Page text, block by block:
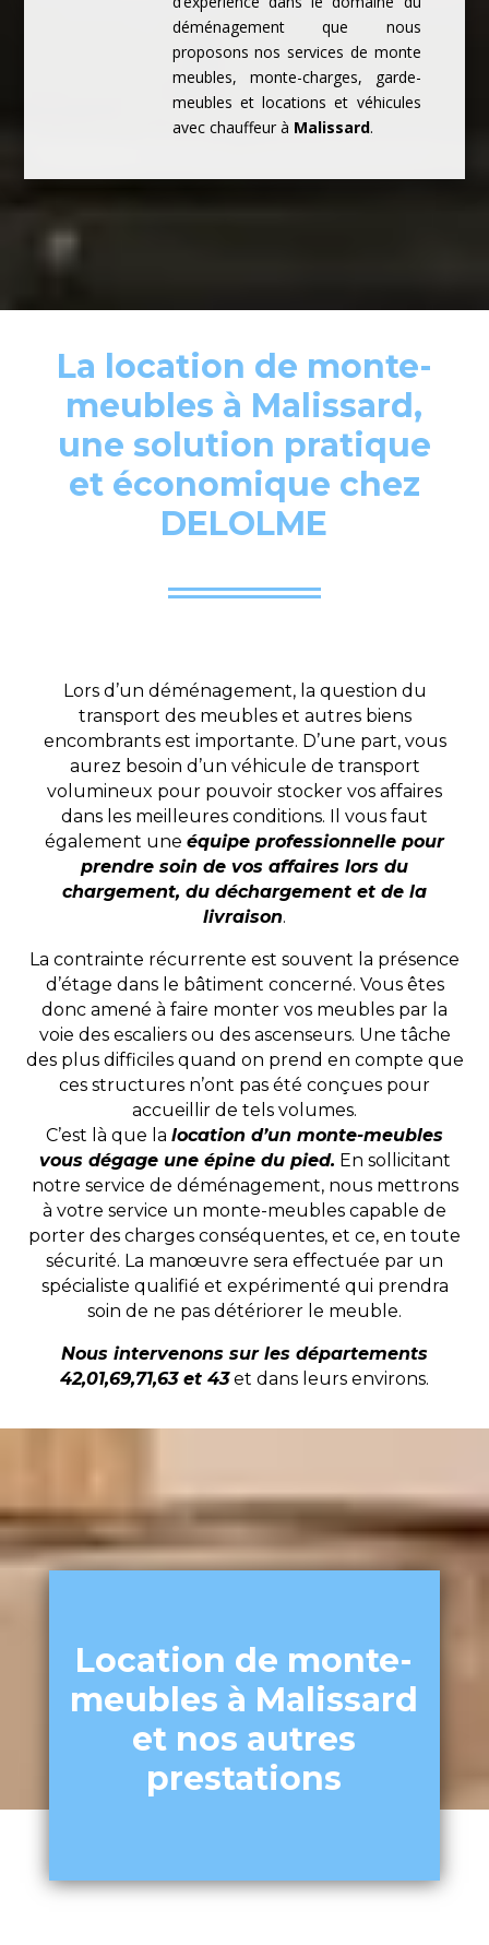
déménagement que nous
proposons nos services de monte
meubles, monte-charges, garde-
meubles et locations et véhicules
avec chauffeur à Malissard.
La location de monte-
meubles à Malissard,
une solution pratique
et économique chez
DELOLME
Lors d’un déménagement, la question du
transport des meubles et autres biens
encombrants est importante. D’une part, vous
aurez besoin d’un véhicule de transport
volumineux pour pouvoir stocker vos affaires
dans les meilleures conditions. Il vous faut
également une équipe professionnelle pour
prendre soin de vos affaires lors du
chargement, du déchargement et de la
livraison.
La contrainte récurrente est souvent la présence
d’étage dans le bâtiment concerné. Vous êtes
donc amené à faire monter vos meubles par la
voie des escaliers ou des ascenseurs. Une tâche
des plus difficiles quand on prend en compte que
ces structures n’ont pas été conçues pour
accueillir de tels volumes.
C’est là que la location d’un monte-meubles
vous dégage une épine du pied. En sollicitant
notre service de déménagement, nous mettrons
à votre service un monte-meubles capable de
porter des charges conséquentes, et ce, en toute
sécurité. La manœuvre sera effectuée par un
spécialiste qualifié et expérimenté qui prendra
soin de ne pas détériorer le meuble.
Nous intervenons sur les départements
42,01,69,71,63 et 43et dans leurs environs.
Location de monte-
meubles à Malissard
et nos autres
prestations